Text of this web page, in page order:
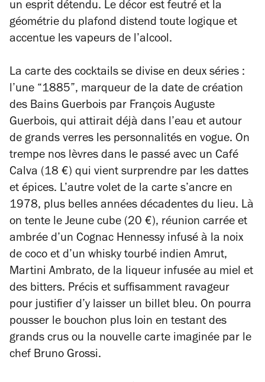
un esprit détendu. Le décor est feutré et la
géométrie du plafond distend toute logique et
accentue les vapeurs de l’alcool.
La carte des cocktails se divise en deux séries :
l’une “1885”, marqueur de la date de création
des Bains Guerbois par François Auguste
Guerbois, qui attirait déjà dans l’eau et autour
de grands verres les personnalités en vogue. On
trempe nos lèvres dans le passé avec un Café
Calva (18 €) qui vient surprendre par les dattes
et épices. L’autre volet de la carte s’ancre en
1978, plus belles années décadentes du lieu. Là
on tente le Jeune cube (20 €), réunion carrée et
ambrée d’un Cognac Hennessy infusé à la noix
de coco et d’un whisky tourbé indien Amrut,
Martini Ambrato, de la liqueur infusée au miel et
des bitters. Précis et suffisamment ravageur
pour justifier d’y laisser un billet bleu. On pourra
pousser le bouchon plus loin en testant des
grands crus ou la nouvelle carte imaginée par le
chef Bruno Grossi.